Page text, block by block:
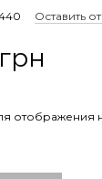
Оставить
отображения